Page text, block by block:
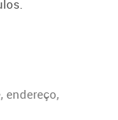
endereço,